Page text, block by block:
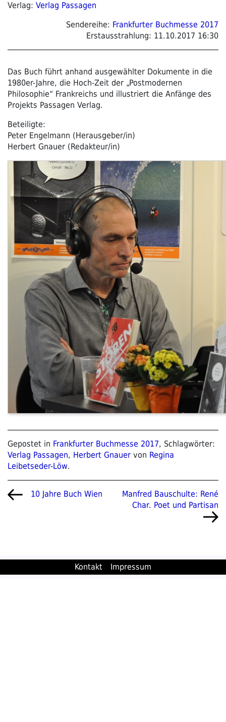
Verlag: Verlag Passagen
Sendereihe: Frankfurter Buchmesse 2017
Erstausstrahlung: 11.10.2017 16:30
Das Buch führt anhand ausgewählter Dokumente in die
1980er-Jahre, die Hoch-Zeit der „Postmodernen
Philosophie“ Frankreichs und illustriert die Anfänge des
Projekts Passagen Verlag.
Beteiligte:
Peter Engelmann (Herausgeber/in)
Herbert Gnauer (Redakteur/in)
Gepostet in Frankfurter Buchmesse 2017, Schlagwörter:
Verlag Passagen, Herbert Gnauer von Regina
Leibetseder-Löw.
Beitragsnavigation
Vorheriger10 Jahre Buch Wien
Nächster
Beitrag
Manfred Bauschulte: René
Char. Poet und Partisan
Kontakt Impressum